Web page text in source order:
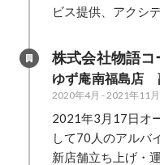
ビス提供、アクシ
株式会社物語
ゆず庵南福島店
2020年4月 - 2021年11月
2021年3月17日オ
して70人のアルバ
新店舗立ち上げ・